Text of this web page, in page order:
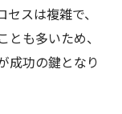
スは複雑で、
も多いため、
成功の鍵となり